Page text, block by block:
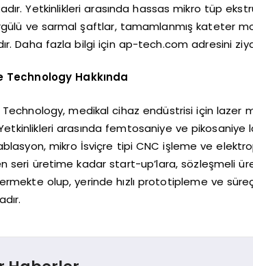
Yetkinlikleri arasında hassas mikro tüp
ve sarmal şaftlar, tamamlanmış kateter
Daha fazla bilgi için ap-tech.com adresini
Technology Hakkında
medikal cihaz endüstrisi için lazer
arasında femtosaniye ve
mikro İsviçre tipi CNC işleme ve
seri üretime kadar start-up’lara, sözleşmeli
olup, yerinde hızlı prototipleme ve